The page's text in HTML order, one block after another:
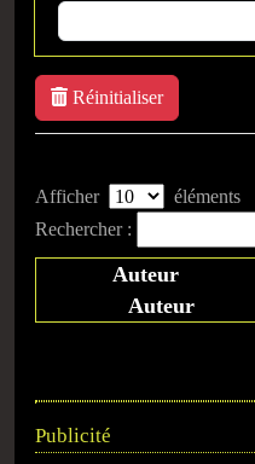
Réinitialiser
Afficher
éléments
Rechercher :
Auteur
Auteur
Publicité